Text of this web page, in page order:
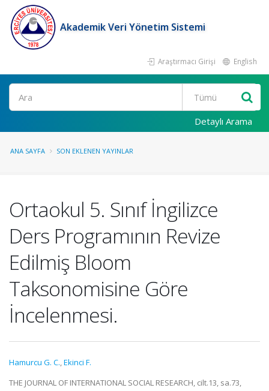
Akademik Veri Yönetim Sistemi
Araştırmacı Girişi English
Ara
Detaylı Arama
ANA SAYFA SON EKLENEN YAYINLAR
Ortaokul 5. Sınıf İngilizce
Ders Programının Revize
Edilmiş Bloom
Taksonomisine Göre
İncelenmesi.
Hamurcu G. C.,Ekinci F.
THE JOURNAL OF INTERNATIONAL SOCIAL RESEARCH, cilt.13, sa.73,